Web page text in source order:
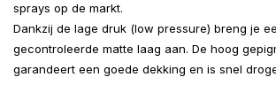
sprays op de markt.
Dankzij de lage druk (low pressure) breng je
gecontroleerde matte laag aan. De hoog
garandeert een goede dekking en is snel